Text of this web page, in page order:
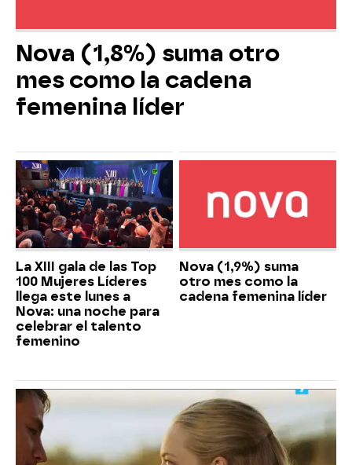
Nova (1,8%) suma otro
mes como la cadena
femenina líder
La XIII gala de las Top
100 Mujeres Líderes
llega este lunes a
Nova: una noche para
celebrar el talento
femenino
Nova (1,9%) suma
otro mes como la
cadena femenina líder